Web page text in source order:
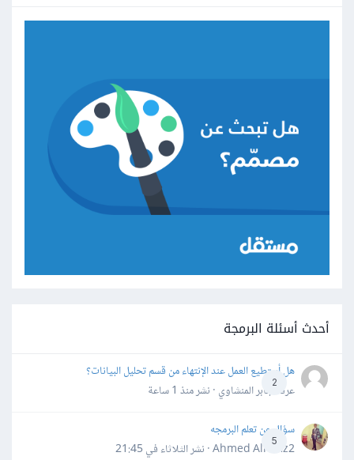
أحدث أسئلة البرمجة
2
هل أستطيع العمل عند الإنتهاء من قسم تحليل البيانات؟
عرفه جابر المنشاوي · نشرمنذ 1 ساعة
5
سؤال عن تعلم البرمجه
Ahmed Alhafiz2 · نشر
الثلاثاء في 21:45